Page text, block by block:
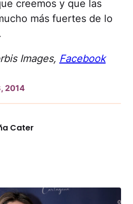
creemos y que las
más fuertes de lo
Images, Facebook
2014
Cater